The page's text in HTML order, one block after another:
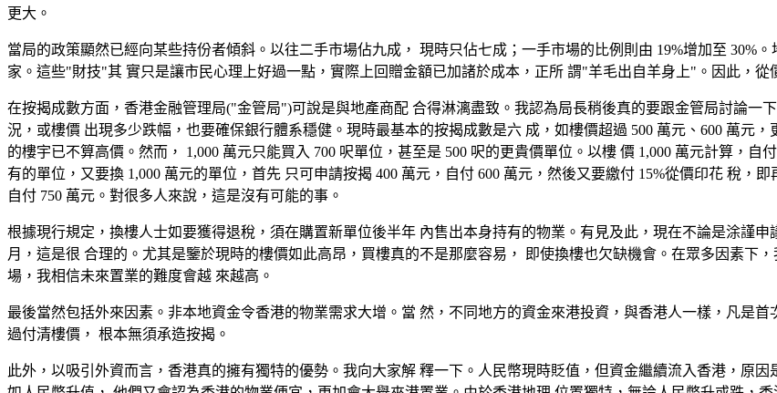
更大。
當局的政策顯然已經向某些持份者傾斜。以往二手市場佔九成， 現時只佔七成；一手市場的比例則由 19%增加至 30%
家。這些"財技"其 實只是讓市民心理上好過一點，實際上回贈金額已加諸於成本，正所 謂"羊毛出自羊身上"。因此，從
在按揭成數方面，香港金融管理局("金管局")可說是與地產商配 合得淋漓盡致。我認為局長稍後真的要跟金管局討論一
況，或樓價 出現多少跌幅，也要確保銀行體系穩健。現時最基本的按揭成數是六 成，如樓價超過 500 萬元、600 萬元
的樓宇已不算高價。然而， 1,000 萬元只能買入 700 呎單位，甚至是 500 呎的更貴價單位。以樓 價 1,000 萬元計算，
有的單位，又要換 1,000 萬元的單位，首先 只可申請按揭 400 萬元，自付 600 萬元，然後又要繳付 15%從價印花 稅，
自付 750 萬元。對很多人來說，這是沒有可能的事。
根據現行規定，換樓人士如要獲得退稅，須在購置新單位後半年 內售出本身持有的物業。有見及此，現在不論是涂謹
月，這是很 合理的。尤其是鑒於現時的樓價如此高昂，買樓真的不是那麼容易， 即使換樓也欠缺機會。在眾多因素下
場，我相信未來置業的難度會越 來越高。
最後當然包括外來因素。非本地資金令香港的物業需求大增。當 然，不同地方的資金來港投資，與香港人一樣，凡是
過付清樓價， 根本無須承造按揭。
此外，以吸引外資而言，香港真的擁有獨特的優勢。我向大家解 釋一下。人民幣現時貶值，但資金繼續流入香港，原